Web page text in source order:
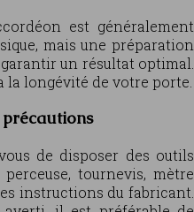
est généralement
mais une préparation
un résultat optimal.
longévité de votre porte.
de disposer des outils
tournevis, mètre
instructions du fabricant.